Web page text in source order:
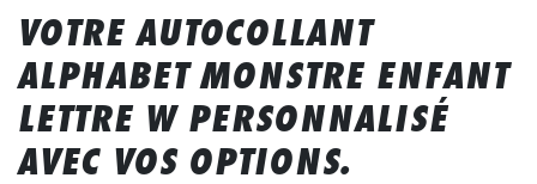
VOTRE AUTOCOLLANT
ALPHABET MONSTRE ENFANT
LETTRE W PERSONNALISÉ
AVEC VOS OPTIONS.